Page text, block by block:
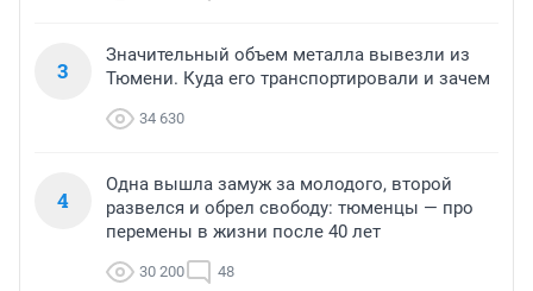
3
Значительный объем металла вывезли из
Тюмени. Куда его транспортировали и зачем
34 630
4
Одна вышла замуж за молодого, второй
развелся и обрел свободу: тюменцы — про
перемены в жизни после 40 лет
30 200 48